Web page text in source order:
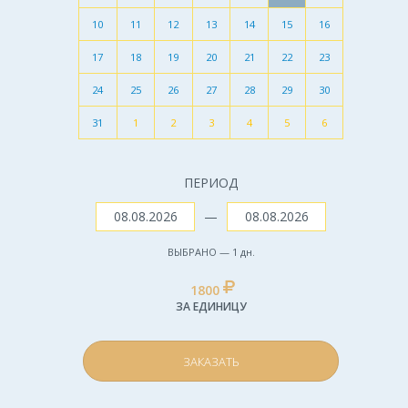
10 11 12 13 14 15 16
17 18 19 20 21 22 23
24 25 26 27 28 29 30
31 1 2 3 4 5 6
ПЕРИОД
—
ВЫБРАНО — 1 дн.
1800
ЗА ЕДИНИЦУ
ЗАКАЗАТЬ